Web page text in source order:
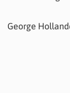
George